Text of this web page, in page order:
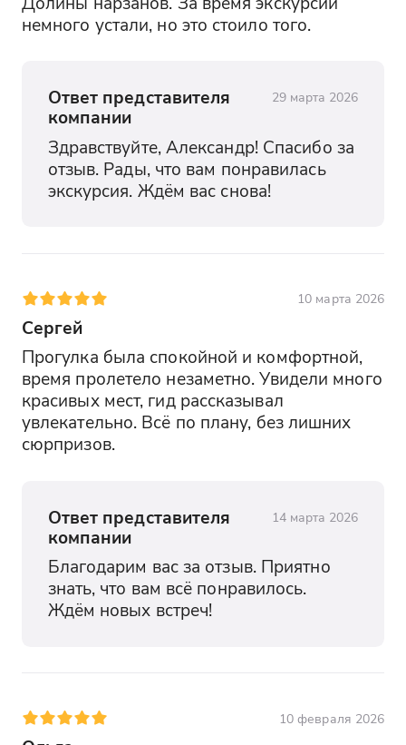
немного устали, но это стоило того.
Ответ представителя
компании
29 марта 2026
Здравствуйте, Александр! Спасибо за
отзыв. Рады, что вам понравилась
экскурсия. Ждём вас снова!
10 марта 2026
Сергей
Прогулка была спокойной и комфортной,
время пролетело незаметно. Увидели много
красивых мест, гид рассказывал
увлекательно. Всё по плану, без лишних
сюрпризов.
Ответ представителя
компании
14 марта 2026
Благодарим вас за отзыв. Приятно
знать, что вам всё понравилось.
Ждём новых встреч!
10 февраля 2026